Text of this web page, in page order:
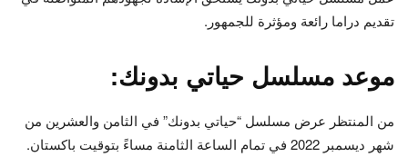
تقديم دراما رائعة ومؤثرة للجمهور.
موعد مسلسل حياتي بدونك:
من المنتظر عرض مسلسل “حياتي بدونك” في الثامن والعشرين من
شهر ديسمبر 2022 في تمام الساعة الثامنة مساءً بتوقيت باكستان.